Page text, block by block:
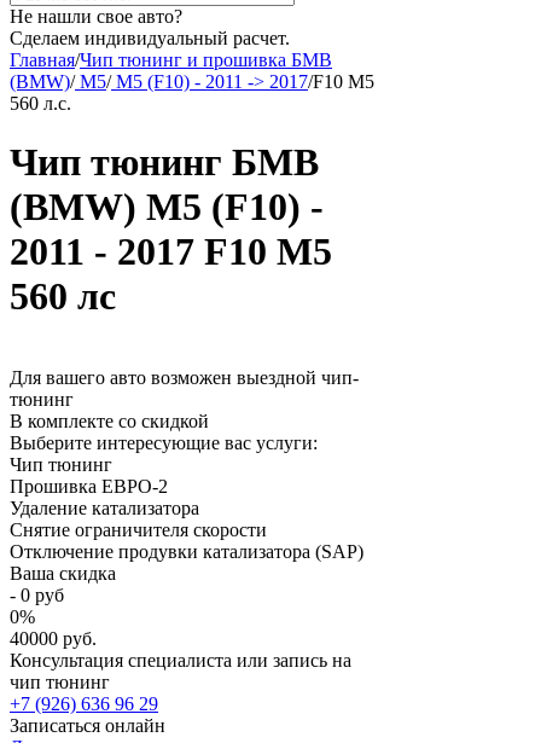
Не нашли свое авто?
Сделаем индивидуальный расчет.
Главная/Чип тюнинг и прошивка БМВ
(BMW)/M5/M5 (F10) - 2011 -> 2017/F10 M5
560 л.с.
Чип тюнинг БМВ
(BMW) M5 (F10) -
2011 - 2017 F10 M5
560 лс
Для вашего авто возможен выездной чип-
тюнинг
В комплекте со скидкой
Выберите интересующие вас услуги:
Чип тюнинг
Прошивка ЕВРО-2
Удаление катализатора
Снятие ограничителя скорости
Отключение продувки катализатора (SAP)
Ваша скидка
- 0 руб
0%
40000 руб.
Консультация специалиста или запись на
чип тюнинг
+7 (926) 636 96 29
Записаться онлайн